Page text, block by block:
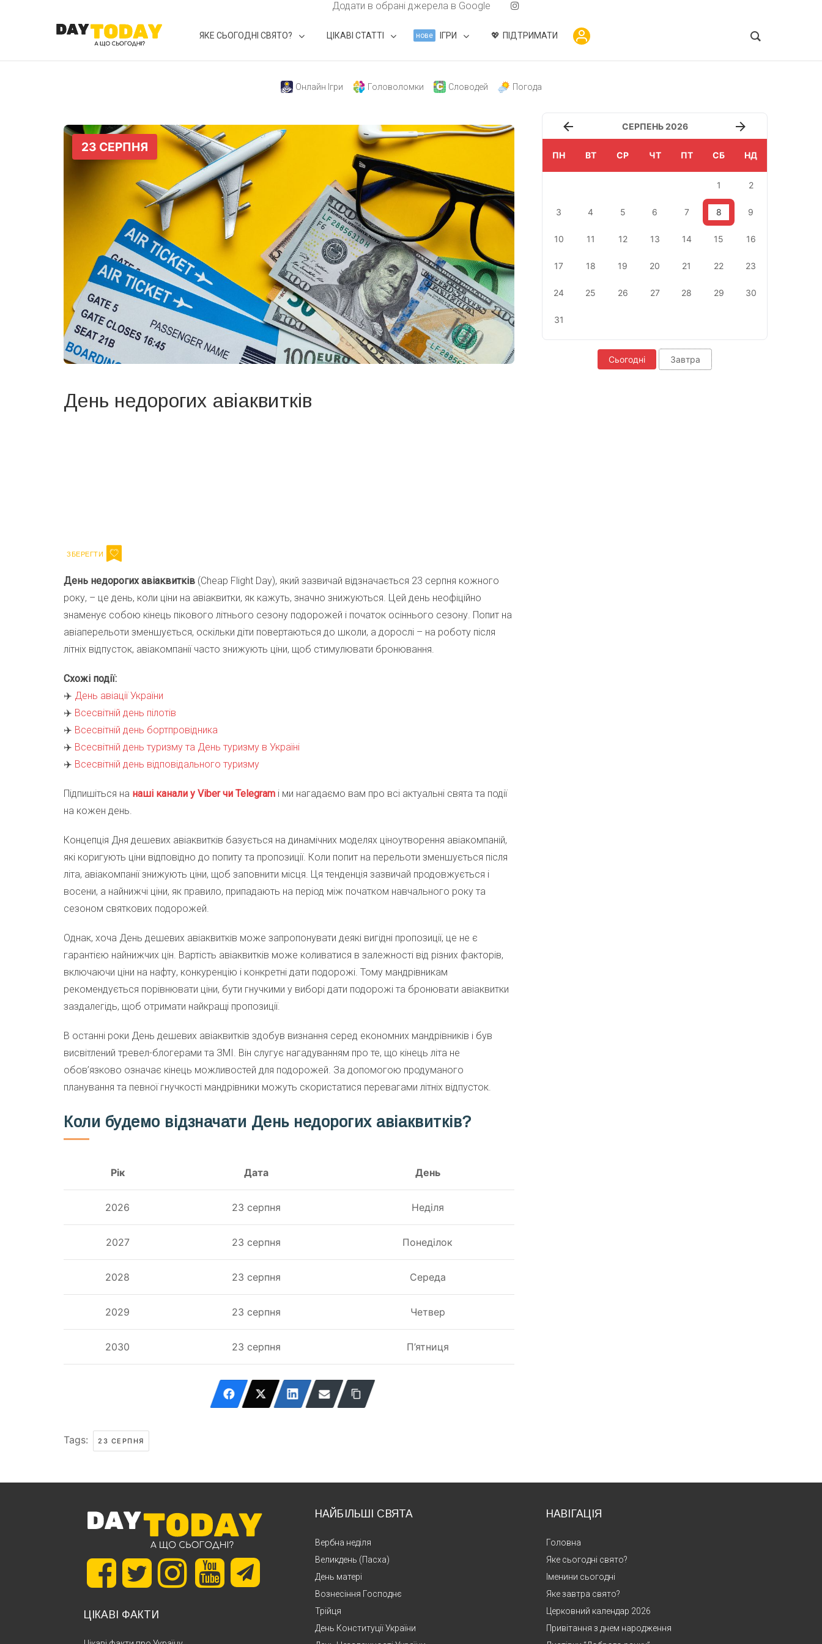
Додати в обрані джерела в Google
ЯКЕ СЬОГОДНІ СВЯТО? ЦІКАВІ СТАТТІ нове ІГРИ ПІДТРИМАТИ
Онлайн Ігри Головоломки Словодей Погода
День недорогих авіаквитків
День недорогих авіаквитків (Cheap Flight Day), який зазвичай відзначається 23 серпня кожного
року, – це день, коли ціни на авіаквитки, як кажуть, значно знижуються. Цей день неофіційно
знаменує собою кінець пікового літнього сезону подорожей і початок осіннього сезону. Попит на
авіаперельоти зменшується, оскільки діти повертаються до школи, а дорослі – на роботу після
літніх відпусток, авіакомпанії часто знижують ціни, щоб стимулювати бронювання.
Схожі події:
✈️ День авіації України
✈️ Всесвітній день пілотів
✈️ Всесвітній день бортпровідника
✈️ Всесвітній день туризму та День туризму в Україні
✈️ Всесвітній день відповідального туризму
Підпишіться на наші канали у Viber чи Telegram і ми нагадаємо вам про всі актуальні свята та події
на кожен день.
Концепція Дня дешевих авіаквитків базується на динамічних моделях ціноутворення авіакомпаній,
які коригують ціни відповідно до попиту та пропозиції. Коли попит на перельоти зменшується після
літа, авіакомпанії знижують ціни, щоб заповнити місця. Ця тенденція зазвичай продовжується і
восени, а найнижчі ціни, як правило, припадають на період між початком навчального року та
сезоном святкових подорожей.
Однак, хоча День дешевих авіаквитків може запропонувати деякі вигідні пропозиції, це не є
гарантією найнижчих цін. Вартість авіаквитків може коливатися в залежності від різних факторів,
включаючи ціни на нафту, конкуренцію і конкретні дати подорожі. Тому мандрівникам
рекомендується порівнювати ціни, бути гнучкими у виборі дати подорожі та бронювати авіаквитки
заздалегідь, щоб отримати найкращі пропозиції.
В останні роки День дешевих авіаквитків здобув визнання серед економних мандрівників і був
висвітлений тревел-блогерами та ЗМІ. Він слугує нагадуванням про те, що кінець літа не
обов’язково означає кінець можливостей для подорожей. За допомогою продуманого
планування та певної гнучкості мандрівники можуть скористатися перевагами літніх відпусток.
Коли будемо відзначати День недорогих авіаквитків?
Рік Дата День
2026 23 серпня Неділя
2027 23 серпня Понеділок
2028 23 серпня Середа
2029 23 серпня Четвер
2030 23 серпня П’ятниця
Tags: 23 СЕРПНЯ
СЕРПЕНЬ 2026
ПН ВТ СР ЧТ ПТ СБ НД
1 2
3 4 5 6 7 8 9
10 11 12 13 14 15 16
17 18 19 20 21 22 23
24 25 26 27 28 29 30
31
Сьогодні Завтра
ЦІКАВІ ФАКТИ
НАЙБІЛЬШІ СВЯТА
Вербна неділя
Великдень (Пасха)
День матері
Вознесіння Господнє
Трійця
День Конституції України
НАВІГАЦІЯ
Головна
Яке сьогодні свято?
Іменини сьогодні
Яке завтра свято?
Церковний календар 2026
Привітання з днем народження